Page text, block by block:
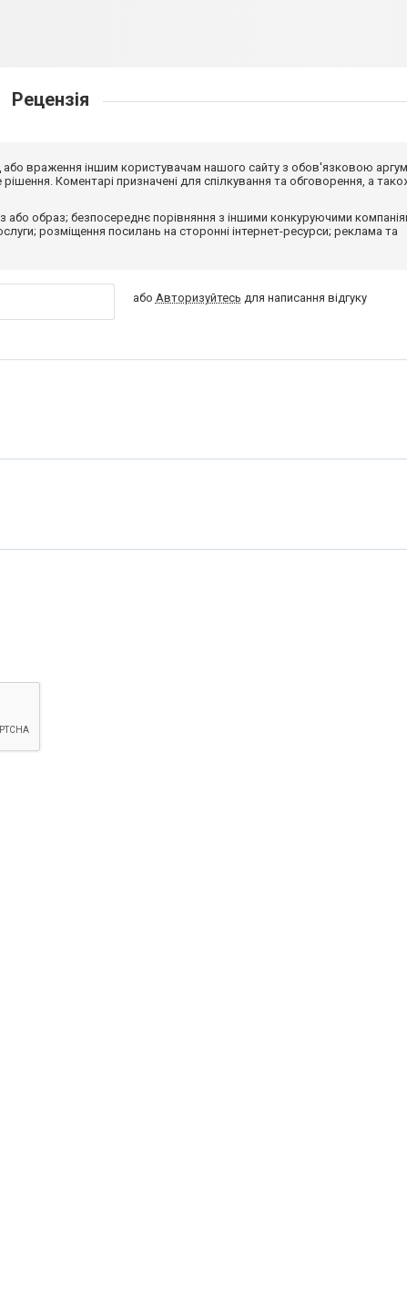
Рецензія
або враження іншим користувачам нашого сайту з обов'язковою
Коментарі призначені для спілкування та обговорення, а
або образ; безпосереднє порівняння з іншими конкуруючими
розміщення посилань на сторонні інтернет-ресурси; реклама та
або Авторизуйтесь для написання відгуку